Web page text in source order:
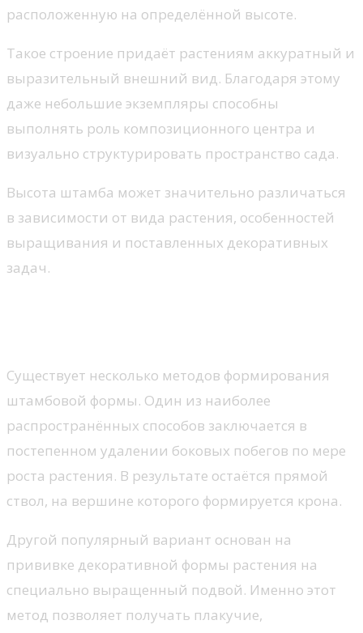
расположенную на определённой высоте.
Такое строение придаёт растениям аккуратный и
выразительный внешний вид. Благодаря этому
даже небольшие экземпляры способны
выполнять роль композиционного центра и
визуально структурировать пространство сада.
Высота штамба может значительно различаться
в зависимости от вида растения, особенностей
выращивания и поставленных декоративных
задач.
Существует несколько методов формирования
штамбовой формы. Один из наиболее
распространённых способов заключается в
постепенном удалении боковых побегов по мере
роста растения. В результате остаётся прямой
ствол, на вершине которого формируется крона.
Другой популярный вариант основан на
прививке декоративной формы растения на
специально выращенный подвой. Именно этот
метод позволяет получать плакучие,